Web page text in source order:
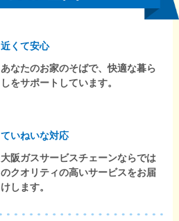
近くて安心
あなたのお家のそばで、快適な暮ら
しをサポートしています。
ていねいな対応
大阪ガスサービスチェーンならでは
のクオリティの高いサービスをお届
けします。